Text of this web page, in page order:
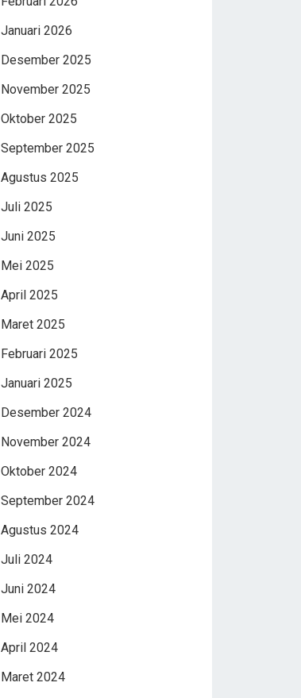
Januari 2026
Desember 2025
November 2025
Oktober 2025
September 2025
Agustus 2025
Juli 2025
Juni 2025
Mei 2025
April 2025
Maret 2025
Februari 2025
Januari 2025
Desember 2024
November 2024
Oktober 2024
September 2024
Agustus 2024
Juli 2024
Juni 2024
Mei 2024
April 2024
Maret 2024